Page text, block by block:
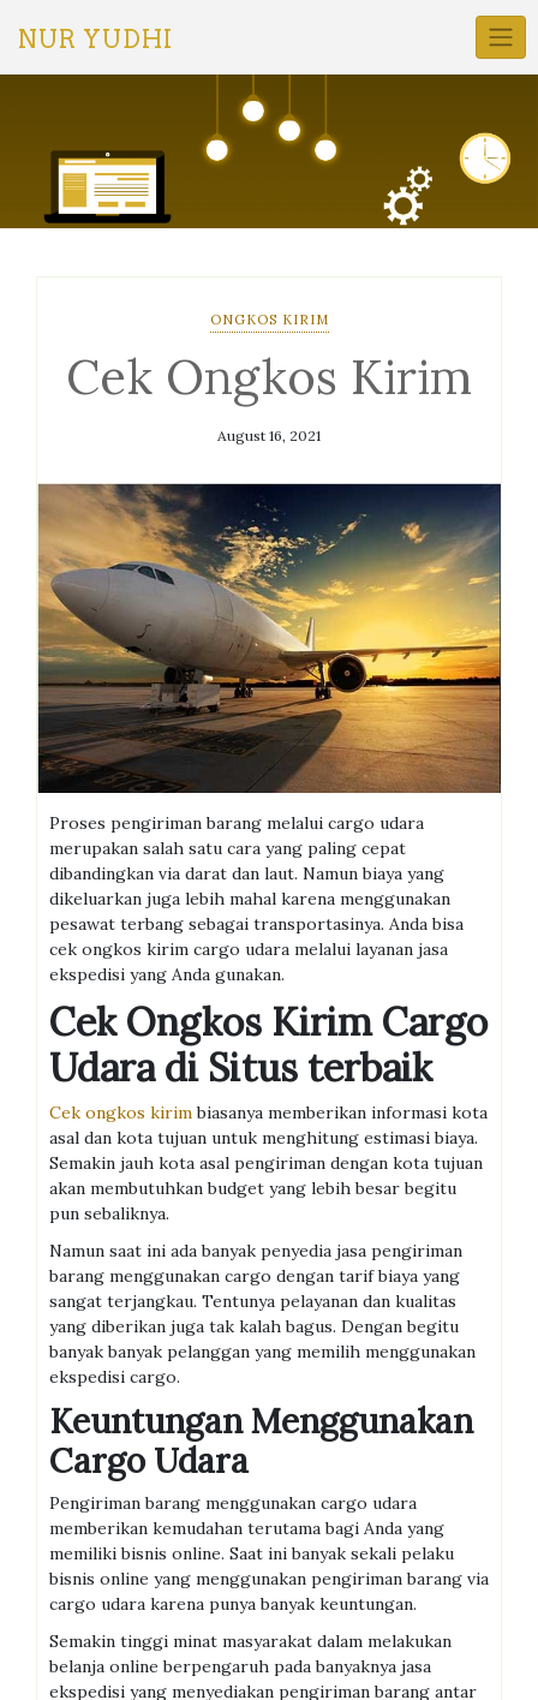
NUR YUDHI
ONGKOS KIRIM
Cek Ongkos Kirim
August 16, 2021
Proses pengiriman barang melalui cargo udara
merupakan salah satu cara yang paling cepat
dibandingkan via darat dan laut. Namun biaya yang
dikeluarkan juga lebih mahal karena menggunakan
pesawat terbang sebagai transportasinya. Anda bisa
cek ongkos kirim cargo udara melalui layanan jasa
ekspedisi yang Anda gunakan.
Cek Ongkos Kirim Cargo
Udara di Situs terbaik
Cek ongkos kirimbiasanya memberikan informasi kota
asal dan kota tujuan untuk menghitung estimasi biaya.
Semakin jauh kota asal pengiriman dengan kota tujuan
akan membutuhkan budget yang lebih besar begitu
pun sebaliknya.
Namun saat ini ada banyak penyedia jasa pengiriman
barang menggunakan cargo dengan tarif biaya yang
sangat terjangkau. Tentunya pelayanan dan kualitas
yang diberikan juga tak kalah bagus. Dengan begitu
banyak banyak pelanggan yang memilih menggunakan
ekspedisi cargo.
Keuntungan Menggunakan
Cargo Udara
Pengiriman barang menggunakan cargo udara
memberikan kemudahan terutama bagi Anda yang
memiliki bisnis online. Saat ini banyak sekali pelaku
bisnis online yang menggunakan pengiriman barang via
cargo udara karena punya banyak keuntungan.
Semakin tinggi minat masyarakat dalam melakukan
belanja online berpengaruh pada banyaknya jasa
ekspedisi yang menyediakan pengiriman barang antar